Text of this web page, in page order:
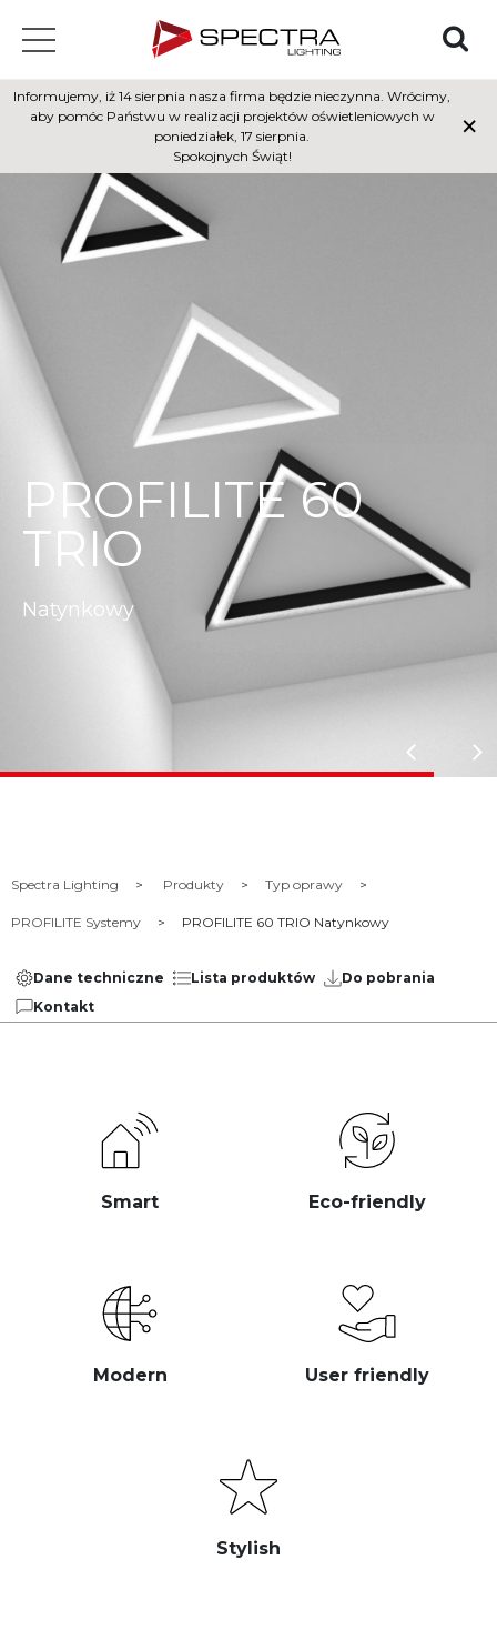
Informujemy, iż 14 sierpnia nasza firma będzie nieczynna. Wrócimy,
aby pomóc Państwu w realizacji projektów oświetleniowych w
poniedziałek, 17 sierpnia.
Spokojnych Świąt!
×
PROFILITE 60
TRIO
Natynkowy
Spectra Lighting Produkty Typ oprawy
PROFILITE Systemy PROFILITE 60 TRIO Natynkowy
Dane techniczne Lista produktów
Do pobrania
Kontakt
Smart Eco-friendly
Modern User friendly
Stylish